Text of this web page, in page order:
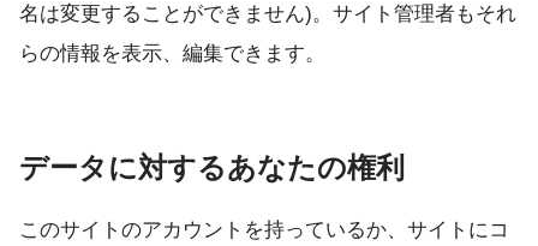
名は変更することができません)。サイト管理者もそれ
らの情報を表示、編集できます。
データに対するあなたの権利
このサイトのアカウントを持っているか、サイトにコ